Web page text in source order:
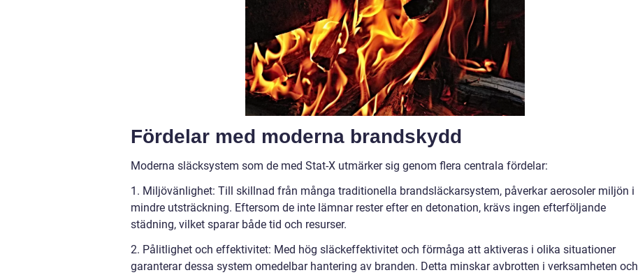
Fördelar med moderna brandskydd
Moderna släcksystem som de med Stat-X utmärker sig genom flera centrala fördelar:
1. Miljövänlighet: Till skillnad från många traditionella brandsläckarsystem, påverkar aerosoler miljön i
mindre utsträckning. Eftersom de inte lämnar rester efter en detonation, krävs ingen efterföljande
städning, vilket sparar både tid och resurser.
2. Pålitlighet och effektivitet: Med hög släckeffektivitet och förmåga att aktiveras i olika situationer
garanterar dessa system omedelbar hantering av branden. Detta minskar avbrotten i verksamheten och